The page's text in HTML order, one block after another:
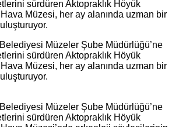
sürdüren Aktopraklık Höyük
Müzesi, her ay alanında uzman bir
Müzeler Şube Müdürlüğü’ne
sürdüren Aktopraklık Höyük
Müzesi, her ay alanında uzman bir
Müzeler Şube Müdürlüğü’ne
sürdüren Aktopraklık Höyük